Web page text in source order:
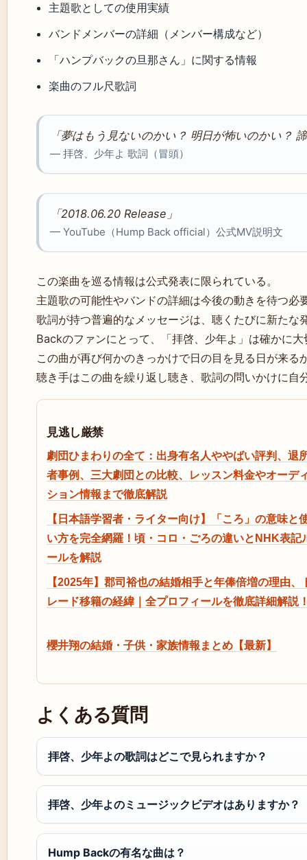
主題歌としての使用実績
バンドメンバーの詳細（メンバー構成など）
「ハンプバックの旦那さん」に関する情報
楽曲のフル尺歌詞
「夢はもう見ないのかい？ 明日が怖いのかい？
— 拝啓、少年よ 歌詞（冒頭）
「2018.06.20 Release」
— YouTube（Hump Back official）公式MV説明文
この楽曲を巡る情報は公式発表に限られている。
主題歌の可能性やバンドの詳細は今後の動きを待つ必
歌詞が持つ普遍的なメッセージは、聴くたびに新たな
Backのファンにとって、「拝啓、少年よ」は確かに
この曲が再び何かのきっかけで日の目を見る日が来る
聴き手はこの曲を繰り返し聴き、歌詞の問いかけに自
見逃し厳禁
劇団ひまわりの全て：出身有名人ややばい評判、退
者事例、三大劇団との比較、レッスン料金やオーデ
ション情報まで徹底解説
【日本語学習者・ライター向け】「ころ」の意味と
い方を完全網羅！頃・コロ・ごろの違いとNHK表記
ールを解説
【2025年】郡司裕也の結婚相手と年俸倍増の理由、
レード移籍の経緯｜全プロフィールを徹底詳細解説
櫻井翔の結婚・子供・家族情報まとめ【最新】
よくある質問
拝啓、少年よの歌詞はどこで見られますか？
拝啓、少年よのミュージックビデオはありますか？
Hump Backの有名な曲は？